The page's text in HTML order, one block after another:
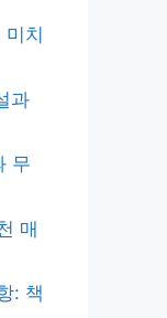
치
과
무
매
: 책